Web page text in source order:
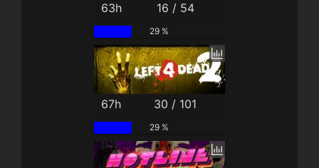
63h 16 / 54
29 %
67h 30 / 101
29 %